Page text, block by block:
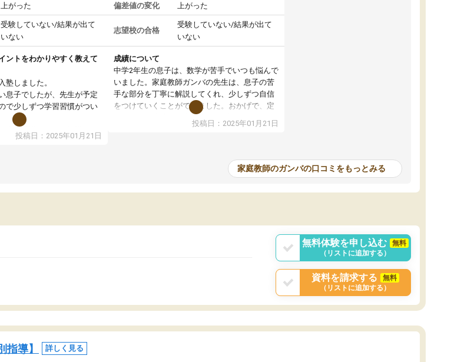
上がった
受験していない/結果が出て
いない
ントをわかりやすく教えて
塾しました。
息子でしたが、先生が予定
で少しずつ学習習慣がつい
度の受講ですが、指導が無
いて勉強したり、LINEでわ
投稿日：2025年01月21日
偏差値の変化 上がった
志望校の合格
受験していない/結果が出て
いない
成績について
中学2年生の息子は、数学が苦手でいつも悩んで
いました。家庭教師ガンバの先生は、息子の苦
手な部分を丁寧に解説してくれ、少しずつ自信
をつけていくことができました。おかげで、定
期テストの成績が10点以上アップし、本人もと
投稿日：2025年01月21日
家庭教師のガンバの口コミをもっとみる
無料体験を申し込む
無料
（リストに追加する）
資料を請求する
無料
（リストに追加する）
導】 詳しく見る